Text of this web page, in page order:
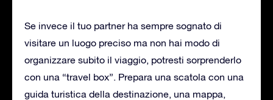
Se invece il tuo partner ha sempre sognato di
visitare un luogo preciso ma non hai modo di
organizzare subito il viaggio, potresti sorprenderlo
con una “travel box”. Prepara una scatola con una
guida turistica della destinazione, una mappa,